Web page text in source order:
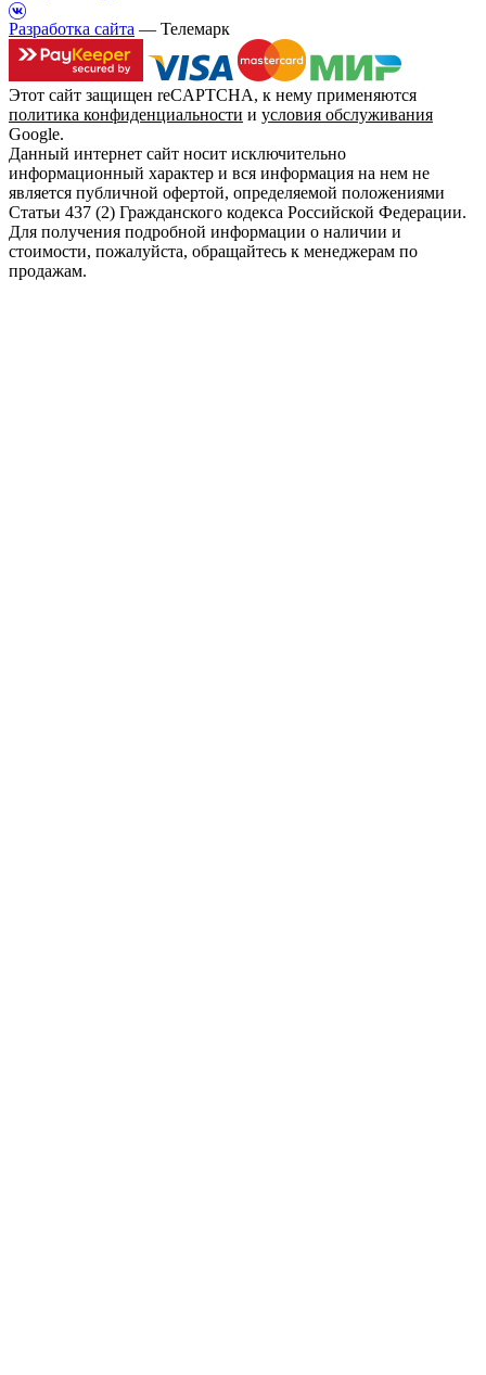
Разработка сайта — Телемарк
Этот сайт защищен reCAPTCHA, к нему применяются
политика конфиденциальности и условия обслуживания
Google.
Данный интернет сайт носит исключительно
информационный характер и вся информация на нем не
является публичной офертой, определяемой положениями
Статьи 437 (2) Гражданского кодекса Российской Федерации.
Для получения подробной информации о наличии и
стоимости, пожалуйста, обращайтесь к менеджерам по
продажам.